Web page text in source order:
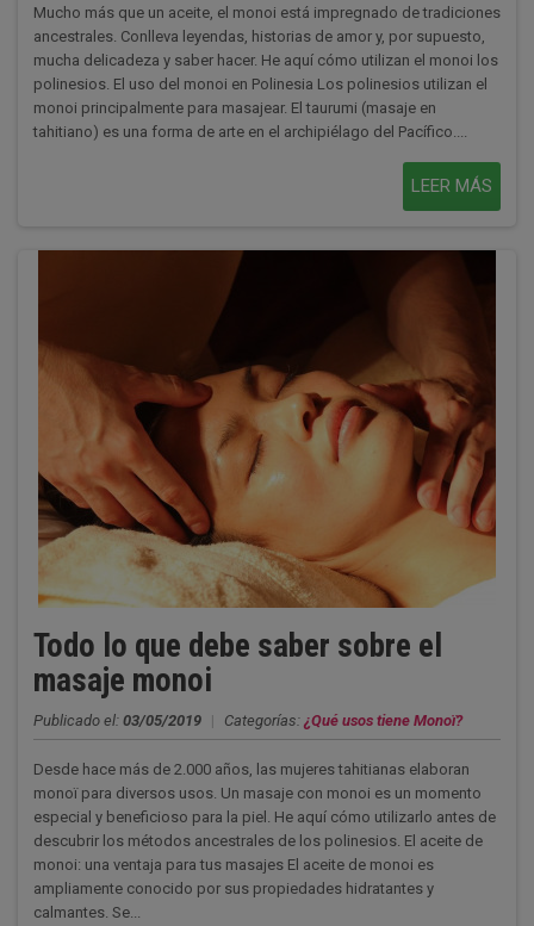
Mucho más que un aceite, el monoi está impregnado de tradiciones
ancestrales. Conlleva leyendas, historias de amor y, por supuesto,
mucha delicadeza y saber hacer. He aquí cómo utilizan el monoi los
polinesios. El uso del monoi en Polinesia Los polinesios utilizan el
monoi principalmente para masajear. El taurumi (masaje en
tahitiano) es una forma de arte en el archipiélago del Pacífico....
LEER MÁS
Todo lo que debe saber sobre el
masaje monoi
Publicado el: 03/05/2019 | Categorías: ¿Qué usos tiene Monoï?
Desde hace más de 2.000 años, las mujeres tahitianas elaboran
monoï para diversos usos. Un masaje con monoi es un momento
especial y beneficioso para la piel. He aquí cómo utilizarlo antes de
descubrir los métodos ancestrales de los polinesios. El aceite de
monoi: una ventaja para tus masajes El aceite de monoi es
ampliamente conocido por sus propiedades hidratantes y
calmantes. Se...